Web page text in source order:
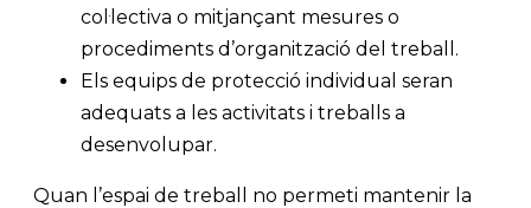
col·lectiva o mitjançant mesures o
procediments d’organització del treball.
Els equips de protecció individual seran
adequats a les activitats i treballs a
desenvolupar.
Quan l’espai de treball no permeti mantenir la